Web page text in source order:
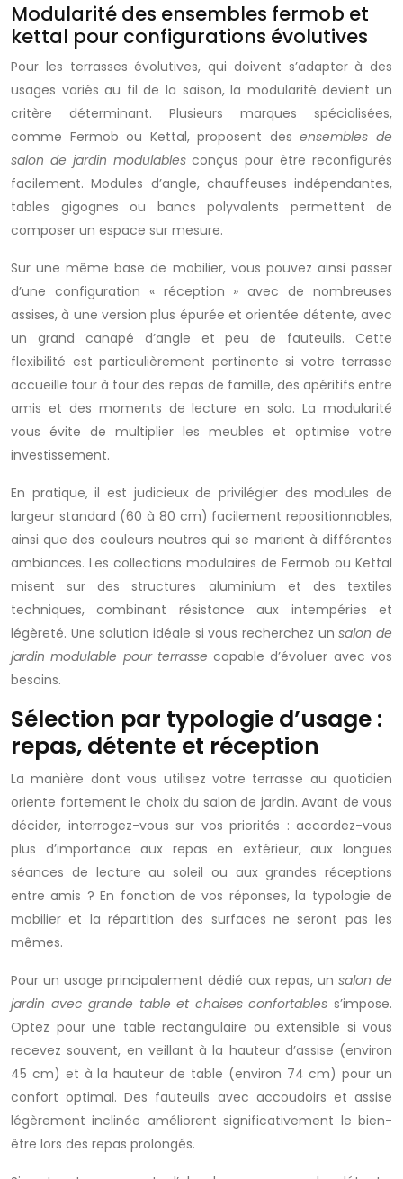
Modularité des ensembles fermob et
kettal pour configurations évolutives
Pour les terrasses évolutives, qui doivent s’adapter à des
usages variés au fil de la saison, la modularité devient un
critère déterminant. Plusieurs marques spécialisées,
comme Fermob ou Kettal, proposent desensembles de
salon de jardin modulablesconçus pour être reconfigurés
facilement. Modules d’angle, chauffeuses indépendantes,
tables gigognes ou bancs polyvalents permettent de
composer un espace sur mesure.
Sur une même base de mobilier, vous pouvez ainsi passer
d’une configuration « réception » avec de nombreuses
assises, à une version plus épurée et orientée détente, avec
un grand canapé d’angle et peu de fauteuils. Cette
flexibilité est particulièrement pertinente si votre terrasse
accueille tour à tour des repas de famille, des apéritifs entre
amis et des moments de lecture en solo. La modularité
vous évite de multiplier les meubles et optimise votre
investissement.
En pratique, il est judicieux de privilégier des modules de
largeur standard (60 à 80 cm) facilement repositionnables,
ainsi que des couleurs neutres qui se marient à différentes
ambiances. Les collections modulaires de Fermob ou Kettal
misent sur des structures aluminium et des textiles
techniques, combinant résistance aux intempéries et
légèreté. Une solution idéale si vous recherchez unsalon de
jardin modulable pour terrasse capable d’évoluer avec vos
besoins.
Sélection par typologie d’usage :
repas, détente et réception
La manière dont vous utilisez votre terrasse au quotidien
oriente fortement le choix du salon de jardin. Avant de vous
décider, interrogez-vous sur vos priorités : accordez-vous
plus d’importance aux repas en extérieur, aux longues
séances de lecture au soleil ou aux grandes réceptions
entre amis ? En fonction de vos réponses, la typologie de
mobilier et la répartition des surfaces ne seront pas les
mêmes.
Pour un usage principalement dédié aux repas, un salon de
jardin avec grande table et chaises confortables s’impose.
Optez pour une table rectangulaire ou extensible si vous
recevez souvent, en veillant à la hauteur d’assise (environ
45 cm) et à la hauteur de table (environ 74 cm) pour un
confort optimal. Des fauteuils avec accoudoirs et assise
légèrement inclinée améliorent significativement le bien-
être lors des repas prolongés.